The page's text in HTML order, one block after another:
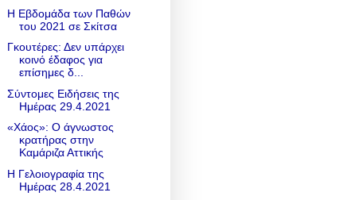
Η Εβδομάδα των Παθών
του 2021 σε Σκίτσα
Γκουτέρες: Δεν υπάρχει
κοινό έδαφος για
επίσημες δ...
Σύντομες Ειδήσεις της
Ημέρας 29.4.2021
«Χάος»: Ο άγνωστος
κρατήρας στην
Καμάριζα Αττικής
Η Γελοιογραφία της
Ημέρας 28.4.2021